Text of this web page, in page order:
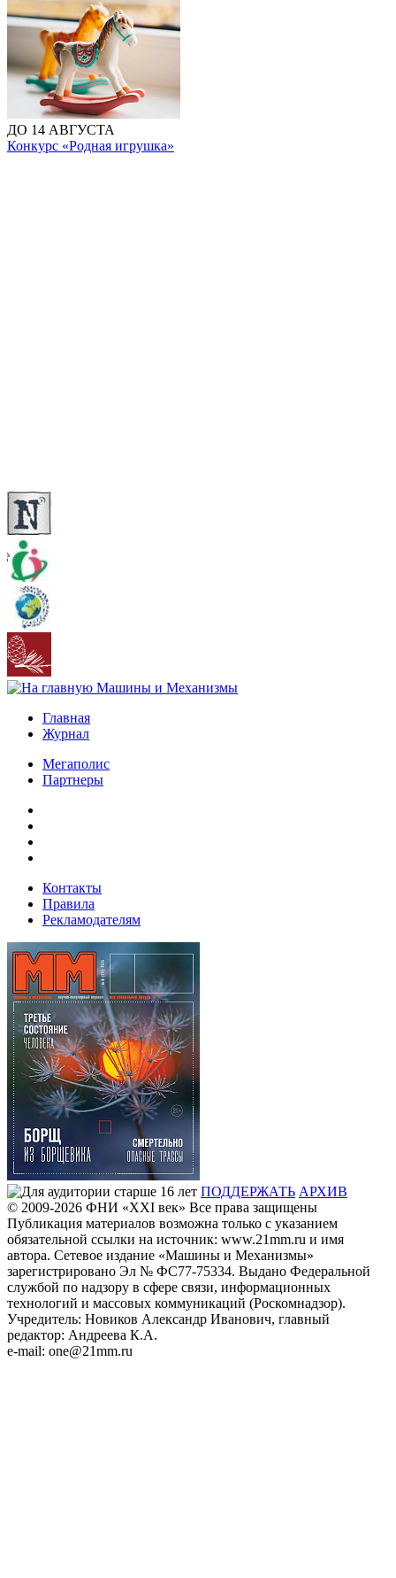
ДО 14 АВГУСТА
Конкурс «Родная игрушка»
Главная
Журнал
Мегаполис
Партнеры
Контакты
Правила
Рекламодателям
ПОДДЕРЖАТЬ АРХИВ
© 2009-2026 ФHИ «XXI век» Все права защищены
Публикация материалов возможна только с указанием
обязательной ссылки на источник: www.21mm.ru и имя
автора. Сетевое издание «Машины и Механизмы»
зарегистрировано Эл № ФС77-75334. Выдано Федеральной
службой по надзору в сфере связи, информационных
технологий и массовых коммуникаций (Роскомнадзор).
Учредитель: Новиков Александр Иванович, главный
редактор: Андреева К.А.
e-mail: one@21mm.ru